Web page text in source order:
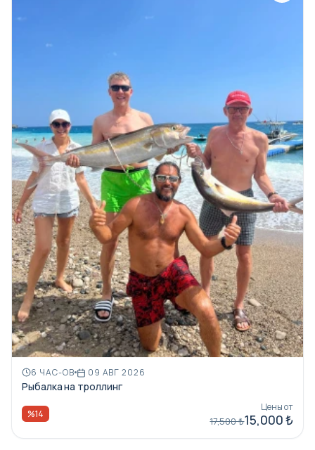
6 ЧАС-ОВ 09 АВГ 2026
Рыбалка на троллинг
%14
Цены от
17,500 ₺15,000 ₺